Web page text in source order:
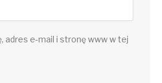
adres e-mail i stronę www w tej